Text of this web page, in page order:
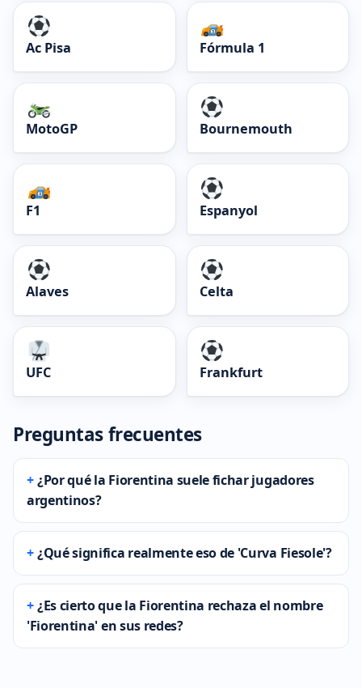
Ac Pisa Fórmula 1
MotoGP Bournemouth
F1 Espanyol
Alaves Celta
UFC Frankfurt
Preguntas frecuentes
¿Por qué la Fiorentina suele fichar jugadores
argentinos?
¿Qué significa realmente eso de 'Curva Fiesole'?
¿Es cierto que la Fiorentina rechaza el nombre
'Fiorentina' en sus redes?